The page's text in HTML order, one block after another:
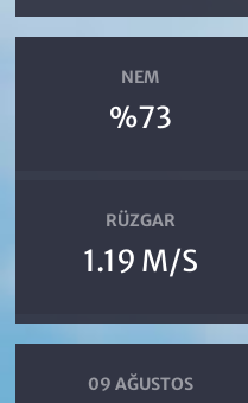
NEM
%73
RÜZGAR
1.19 M/S
09 AĞUSTOS